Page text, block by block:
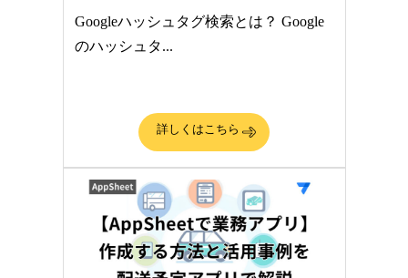
Googleハッシュタグ検索とは？ Google
のハッシュタ...
詳しくはこちら